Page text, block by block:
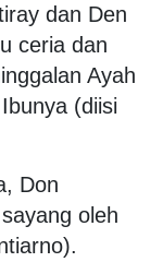
dan Den
ceria dan
Ayah
(diisi
Don
oleh